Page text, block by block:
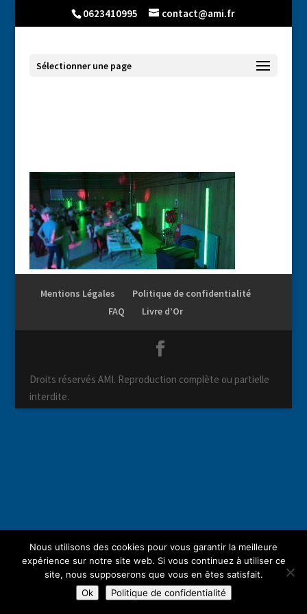
0623410995 contact@ami.fr
Sélectionner une page
Mentions Légales
Politique de confidentialité
FAQ
Livre d’Or
Droits réservés AMI. Reproduction complète ou partielle
interdite.
Nous utilisons des cookies pour vous garantir la meilleure
expérience sur notre site web. Si vous continuez à utiliser ce
site, nous supposerons que vous en êtes satisfait.
Ok
Politique de confidentialité